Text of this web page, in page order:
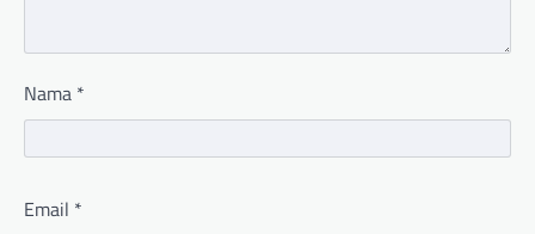
Nama *
Email *